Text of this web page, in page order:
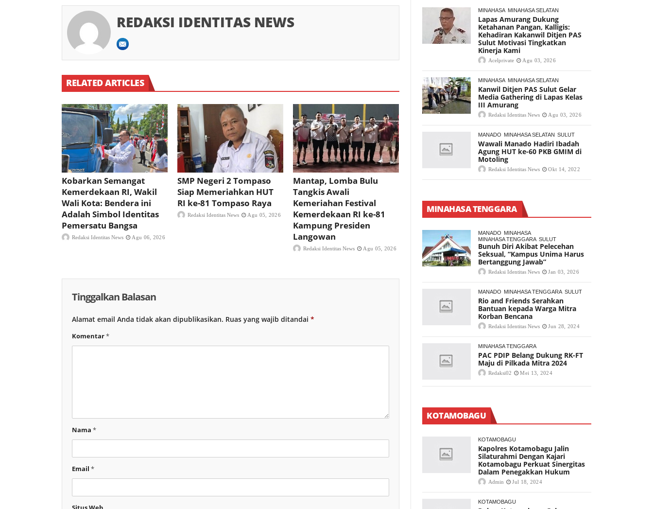
REDAKSI IDENTITAS NEWS
RELATED ARTICLES
Kobarkan Semangat
Kemerdekaan RI, Wakil
Wali Kota: Bendera ini
Adalah Simbol Identitas
Pemersatu Bangsa
Redaksi Identitas News Agu 06, 2026
SMP Negeri 2 Tompaso
Siap Memeriahkan HUT
RI ke-81 Tompaso Raya
Redaksi Identitas News Agu 05, 2026
Mantap, Lomba Bulu
Tangkis Awali
Kemeriahan Festival
Kemerdekaan RI ke-81
Kampung Presiden
Langowan
Redaksi Identitas News Agu 05, 2026
Tinggalkan Balasan
Alamat email Anda tidak akan dipublikasikan. Ruas yang wajib ditandai *
Komentar*
Nama *
Email *
MINAHASA MINAHASA SELATAN
Lapas Amurang Dukung
Ketahanan Pangan, Kalligis:
Kehadiran Kakanwil Ditjen PAS
Sulut Motivasi Tingkatkan
Kinerja Kami
Acelprivate Agu 03, 2026
MINAHASA MINAHASA SELATAN
Kanwil Ditjen PAS Sulut Gelar
Media Gathering di Lapas Kelas
III Amurang
Redaksi Identitas News Agu 03, 2026
MANADO MINAHASA SELATAN SULUT
Wawali Manado Hadiri Ibadah
Agung HUT ke-60 PKB GMIM di
Motoling
Redaksi Identitas News Okt 14, 2022
MINAHASA TENGGARA
MANADO MINAHASA
MINAHASA TENGGARA SULUT
Bunuh Diri Akibat Pelecehan
Seksual, “Kampus Unima Harus
Bertanggung Jawab”
Redaksi Identitas News Jan 03, 2026
MANADO MINAHASA TENGGARA SULUT
Rio and Friends Serahkan
Bantuan kepada Warga Mitra
Korban Bencana
Redaksi Identitas News Jun 28, 2024
MINAHASA TENGGARA
PAC PDIP Belang Dukung RK-FT
Maju di Pilkada Mitra 2024
Redaksi02 Mei 13, 2024
KOTAMOBAGU
KOTAMOBAGU
Kapolres Kotamobagu Jalin
Silaturahmi Dengan Kajari
Kotamobagu Perkuat Sinergitas
Dalam Penegakkan Hukum
Admin Jul 18, 2024
KOTAMOBAGU